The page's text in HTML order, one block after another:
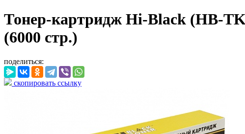
Тонер-картридж Hi-Black (HB-
(6000 стр.)
поделиться:
скопировать ссылку